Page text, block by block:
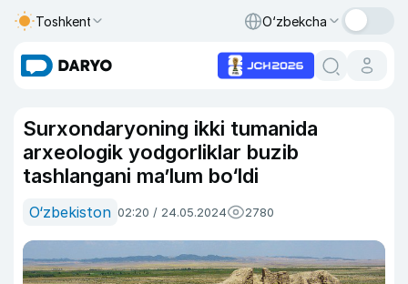
Toshkent O‘zbekcha
Surxondaryoning ikki tumanida
arxeologik yodgorliklar buzib
tashlangani maʼlum bo‘ldi
O‘zbekiston 02:20 / 24.05.2024 2780